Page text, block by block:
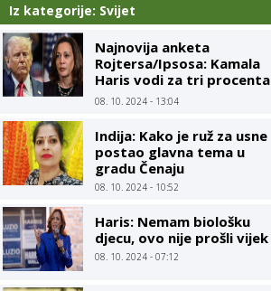
Iz kategorije: Svijet
Najnovija anketa
Rojtersa/Ipsosa: Kamala
Haris vodi za tri procenta
u odnosu na Trampa
08. 10. 2024 - 13:04
Indija: Kako je ruž za usne
postao glavna tema u
gradu Čenaju
08. 10. 2024 - 10:52
Haris: Nemam biološku
djecu, ovo nije prošli vijek
08. 10. 2024 - 07:12